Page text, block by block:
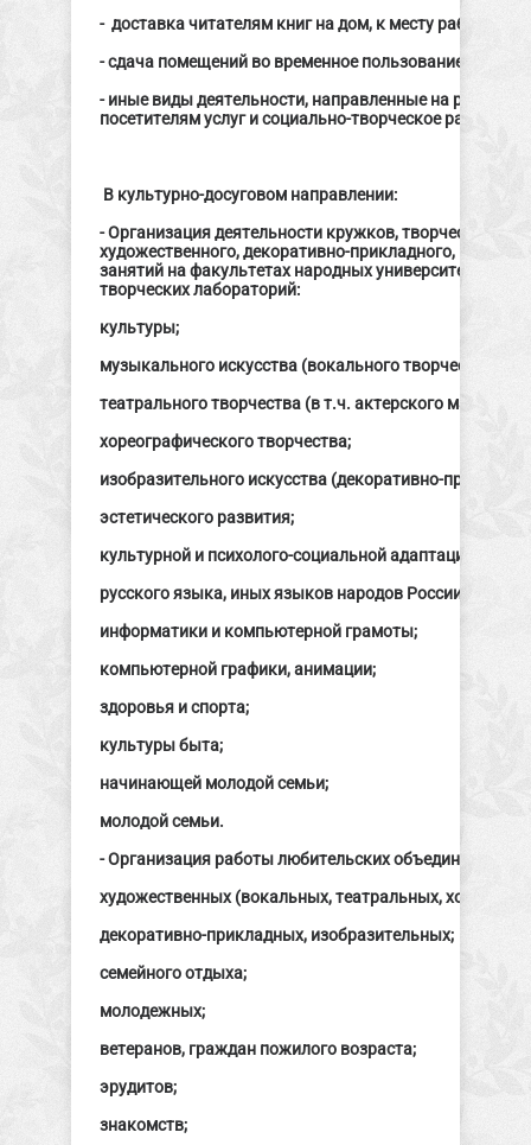
- доставка читателям книг на дом, к месту работы;
- сдача помещений во временное пользование;
- иные виды деятельности, направленные на
посетителям услуг и социально-творческое развитие
В культурно-досуговом направлении:
- Организация деятельности кружков, творческих
художественного, декоративно-прикладного,
занятий на факультетах народных университетов,
творческих лабораторий:
культуры;
музыкального искусства (вокального творчества,
театрального творчества (в т.ч. актерского
хореографического творчества;
изобразительного искусства (декоративно-
эстетического развития;
культурной и психолого-социальной адаптации;
русского языка, иных языков народов России,
информатики и компьютерной грамоты;
компьютерной графики, анимации;
здоровья и спорта;
культуры быта;
начинающей молодой семьи;
молодой семьи.
- Организация работы любительских объединений,
художественных (вокальных, театральных,
декоративно-прикладных, изобразительных;
семейного отдыха;
молодежных;
ветеранов, граждан пожилого возраста;
эрудитов;
знакомств;